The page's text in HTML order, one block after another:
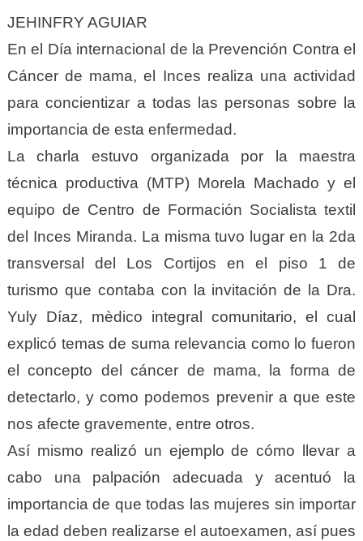
JEHINFRY AGUIAR
En el Día internacional de la Prevención Contra el
Cáncer de mama, el Inces realiza una actividad
para concientizar a todas las personas sobre la
importancia de esta enfermedad.
La charla estuvo organizada por la maestra
técnica productiva (MTP) Morela Machado y el
equipo de Centro de Formación Socialista textil
del Inces Miranda. La misma tuvo lugar en la 2da
transversal del Los Cortijos en el piso 1 de
turismo que contaba con la invitación de la Dra.
Yuly Díaz, mèdico integral comunitario, el cual
explicó temas de suma relevancia como lo fueron
el concepto del cáncer de mama, la forma de
detectarlo, y como podemos prevenir a que este
nos afecte gravemente, entre otros.
Así mismo realizó un ejemplo de cómo llevar a
cabo una palpación adecuada y acentuó la
importancia de que todas las mujeres sin importar
la edad deben realizarse el autoexamen, así pues